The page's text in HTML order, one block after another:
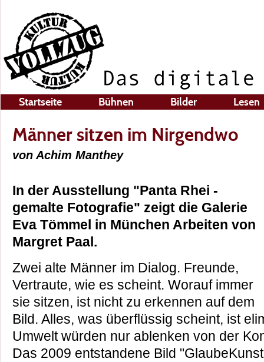
Startseite Bühnen Bilder Lesen
Männer sitzen im Nirgendwo
von Achim Manthey
In der Ausstellung "Panta Rhei -
gemalte Fotografie" zeigt die Galerie
Eva Tömmel in München Arbeiten von
Margret Paal.
Zwei alte Männer im Dialog. Freunde,
Vertraute, wie es scheint. Worauf immer
sie sitzen, ist nicht zu erkennen auf dem
Bild. Alles, was überflüssig scheint, ist
Umwelt würden nur ablenken von der
Das 2009 entstandene Bild